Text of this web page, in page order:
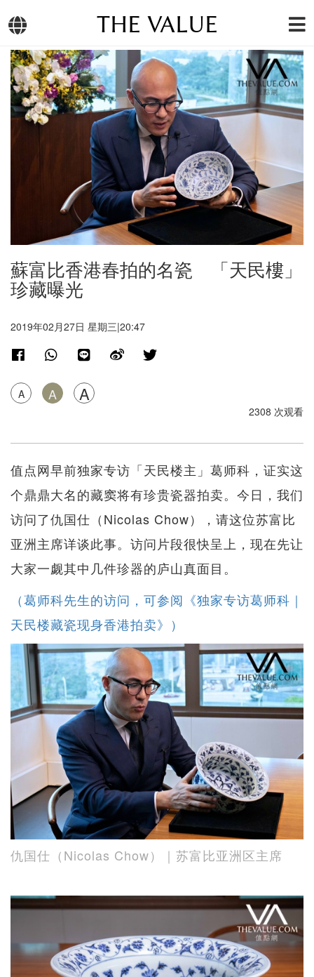
THE VALUE
蘇富比香港春拍的名瓷 「天民樓」
珍藏曝光
2019年02月27日 星期三|20:47
A A A
2308 次观看
值点网早前独家专访「天民楼主」葛师科，证实这
个鼎鼎大名的藏窦将有珍贵瓷器拍卖。今日，我们
访问了仇国仕（Nicolas Chow），请这位苏富比
亚洲主席详谈此事。访问片段很快呈上，现在先让
大家一觑其中几件珍器的庐山真面目。
（葛师科先生的访问，可参阅《独家专访葛师科｜
天民楼藏瓷现身香港拍卖》）
仇国仕（Nicolas Chow）｜苏富比亚洲区主席